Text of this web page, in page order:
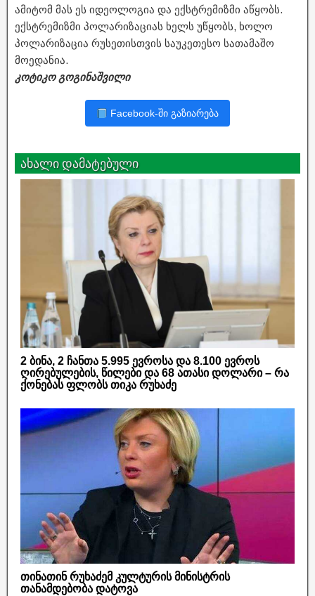
ამიტომ მას ეს იდეოლოგია და ექსტრემიზმი აწყობს.
ექსტრემიზმი პოლარიზაციას ხელს უწყობს, ხოლო
პოლარიზაცია რუსეთისთვის საუკეთესო სათამაშო
მოედანია.
კოტიკო გოგინაშვილი
Facebook-ში გაზიარება
ახალი დამატებული
2 ბინა, 2 ჩანთა 5.995 ევროსა და 8.100 ევროს
ღირებულების, წილები და 68 ათასი დოლარი – რა
ქონებას ფლობს თიკა რუხაძე
თინათინ რუხაძემ კულტურის მინისტრის
თანამდებობა დატოვა